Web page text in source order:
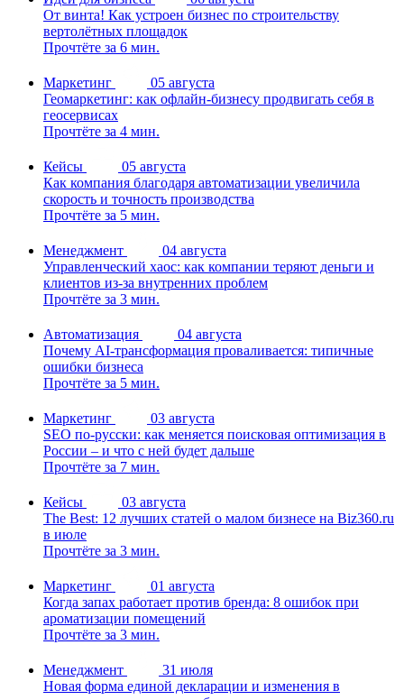
От винта! Как устроен бизнес по строительству
вертолётных площадок
Прочтёте за 6 мин.
Маркетинг
05 августа
Геомаркетинг: как офлайн-бизнесу продвигать себя в
геосервисах
Прочтёте за 4 мин.
Кейсы
05 августа
Как компания благодаря автоматизации увеличила
скорость и точность производства
Прочтёте за 5 мин.
Менеджмент
04 августа
Управленческий хаос: как компании теряют деньги и
клиентов из-за внутренних проблем
Прочтёте за 3 мин.
Автоматизация
04 августа
Почему AI-трансформация проваливается: типичные
ошибки бизнеса
Прочтёте за 5 мин.
Маркетинг
03 августа
SEO по-русски: как меняется поисковая оптимизация в
России – и что с ней будет дальше
Прочтёте за 7 мин.
Кейсы
03 августа
The Best: 12 лучших статей о малом бизнесе на Biz360.ru
в июле
Прочтёте за 3 мин.
Маркетинг
01 августа
Когда запах работает против бренда: 8 ошибок при
ароматизации помещений
Прочтёте за 3 мин.
Менеджмент
31 июля
Новая форма единой декларации и изменения в